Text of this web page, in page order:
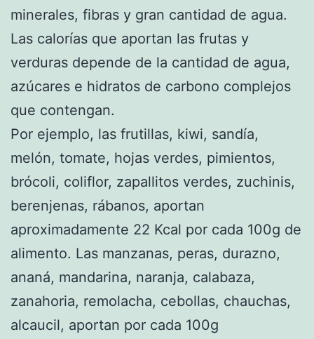
minerales, fibras y gran cantidad de agua.
Las calorías que aportan las frutas y
verduras depende de la cantidad de agua,
azúcares e hidratos de carbono complejos
que contengan.
Por ejemplo, las frutillas, kiwi, sandía,
melón, tomate, hojas verdes, pimientos,
brócoli, coliflor, zapallitos verdes, zuchinis,
berenjenas, rábanos, aportan
aproximadamente 22 Kcal por cada 100g de
alimento. Las manzanas, peras, durazno,
ananá, mandarina, naranja, calabaza,
zanahoria, remolacha, cebollas, chauchas,
alcaucil, aportan por cada 100g